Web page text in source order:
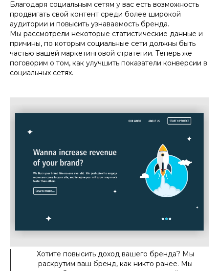
Благодаря социальным сетям у вас есть возможность
продвигать свой контент среди более широкой
аудитории и повысить узнаваемость бренда.
Мы рассмотрели некоторые статистические данные и
причины, по которым социальные сети должны быть
частью вашей маркетинговой стратегии. Теперь же
поговорим о том, как улучшить показатели конверсии в
социальных сетях.
Хотите повысить доход вашего бренда? Мы
раскрутим ваш бренд, как никто ранее. Мы